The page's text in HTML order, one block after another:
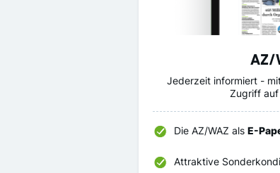
AZ/
Jederzeit informiert -
Zugriff auf
Die AZ/WAZ als E-
Attraktive